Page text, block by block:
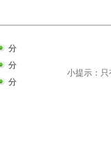
分
分
分
小提示：